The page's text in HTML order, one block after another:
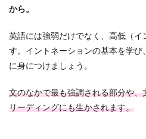
から。
英語には強弱だけでなく、高低（
す。イントネーションの基本を学
に身につけましょう。
文のなかで最も強調される部分や
リーディングにも生かされます。